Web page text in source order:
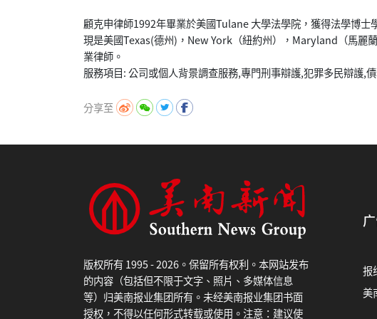
顧克申律師1992年畢業於美國Tulane 大學法學院，獲得法學博士
現是美國Texas(德州)，New York（紐約州），Maryland（馬麗
業律師。
分享至
版权所有 1995 - 2026。保留所有权利。本网站发布
的内容（包括但不限于文字、照片、多媒体信息
等）归美南报业集团所有。未经美南报业集团书面
授权，不得以任何形式转载或使用。注意：建议使
报
美